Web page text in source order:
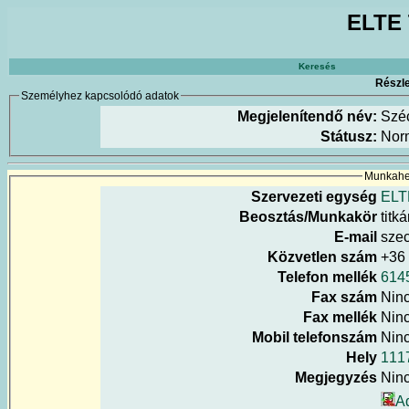
Keresés
Személyhez kapcsolódó adatok
Megjelenítendő név:
Státusz:
Szervezeti egység
Beosztás/Munkakör
E-mail
Közvetlen szám +36
Telefon mellék
Fax szám
Fax mellék
Mobil telefonszám
Hely
Megjegyzés